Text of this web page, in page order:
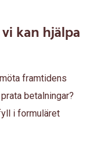
kan hjälpa
framtidens
betalningar?
i formuläret